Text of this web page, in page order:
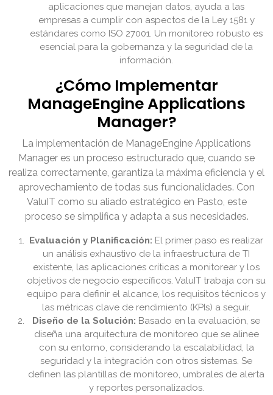
aplicaciones que manejan datos, ayuda a las
empresas a cumplir con aspectos de la Ley 1581 y
estándares como ISO 27001. Un monitoreo robusto es
esencial para la gobernanza y la seguridad de la
información.
¿Cómo Implementar
ManageEngine Applications
Manager?
La implementación de ManageEngine Applications
Manager es un proceso estructurado que, cuando se
realiza correctamente, garantiza la máxima eficiencia y el
aprovechamiento de todas sus funcionalidades. Con
ValuIT como su aliado estratégico en Pasto, este
proceso se simplifica y adapta a sus necesidades.
Evaluación y Planificación: El primer paso es realizar
un análisis exhaustivo de la infraestructura de TI
existente, las aplicaciones críticas a monitorear y los
objetivos de negocio específicos. ValuIT trabaja con su
equipo para definir el alcance, los requisitos técnicos y
las métricas clave de rendimiento (KPIs) a seguir.
Diseño de la Solución: Basado en la evaluación, se
diseña una arquitectura de monitoreo que se alinee
con su entorno, considerando la escalabilidad, la
seguridad y la integración con otros sistemas. Se
definen las plantillas de monitoreo, umbrales de alerta
y reportes personalizados.